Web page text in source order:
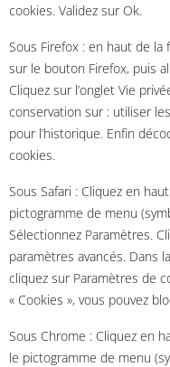
cookies. Validez sur Ok.
Sous Firefox : en haut de la
sur le bouton Firefox, puis
Cliquez sur l’onglet Vie
conservation sur : utiliser
pour l’historique. Enfin
cookies.
Sous Safari : Cliquez en
pictogramme de menu
Sélectionnez Paramètres.
paramètres avancés. Dans
cliquez sur Paramètres de
« Cookies », vous pouvez
Sous Chrome : Cliquez en
le pictogramme de menu